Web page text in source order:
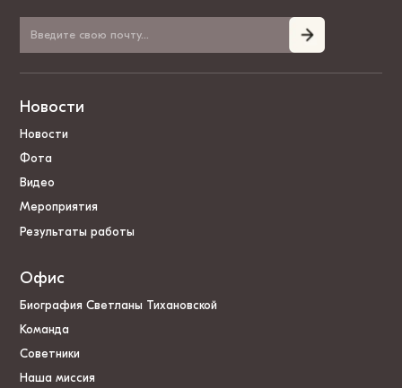
Новости
Новости
Фота
Видео
Мероприятия
Результаты работы
Офис
Биография Светланы Тихановской
Команда
Советники
Наша миссия